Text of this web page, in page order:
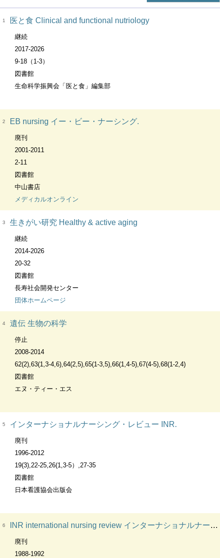
1 医と食 Clinical and functional nutriology
継続
2017-2026
9-18（1-3）
図書館
生命科学振興会「医と食」編集部
2 EB nursing イー・ビー・ナーシング.
廃刊
2001-2011
2-11
図書館
中山書店
メディカルオンライン
3 生きがい研究 Healthy & active aging
継続
2014-2026
20-32
図書館
長寿社会開発センター
団体ホームページ
4 遺伝 生物の科学
停止
2008-2014
62(2),63(1,3-4,6),64(2,5),65(1-3,5),66(1,4-5),67(4-5),68(1-2,4)
図書館
エヌ・ティー・エス
5 インターナショナルナーシング・レビュー INR.
廃刊
1996-2012
19(3),22-25,26(1,3-5）,27-35
図書館
日本看護協会出版会
6 INR international nursing review インターナショナルナーシングレビュー
廃刊
1988-1992